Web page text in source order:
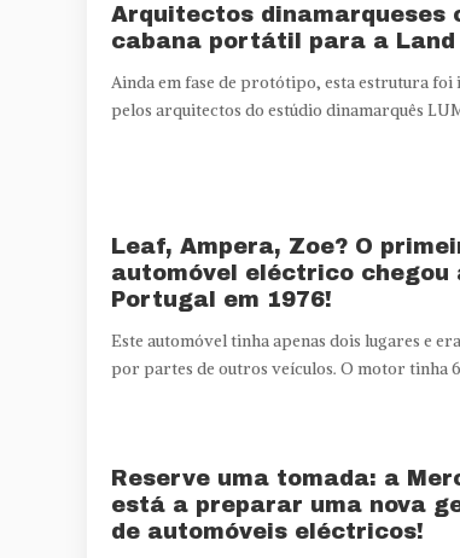
Arquitectos dinamarqueses
cabana portátil para a Land
Ainda em fase de protótipo, esta estrutura foi
pelos arquitectos do estúdio dinamarquês
Leaf, Ampera, Zoe? O
automóvel eléctrico chegou
Portugal em 1976!
Este automóvel tinha apenas dois lugares e
por partes de outros veículos. O motor tinha
Reserve uma tomada: a
está a preparar uma nova
de automóveis eléctricos!